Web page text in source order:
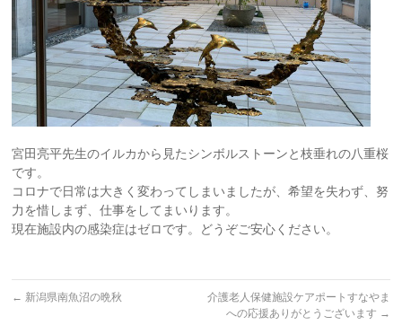
宮田亮平先生のイルカから見たシンボルストーンと枝垂れの八重桜
です。
コロナで日常は大きく変わってしまいましたが、希望を失わず、努
力を惜しまず、仕事をしてまいります。
現在施設内の感染症はゼロです。どうぞご安心ください。
← 新潟県南魚沼の晩秋
介護老人保健施設ケアポートすなやま
への応援ありがとうございます →